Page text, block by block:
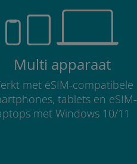
Multi apparaat
met eSIM-compatibele
tablets en eSIM-
met Windows 10/11